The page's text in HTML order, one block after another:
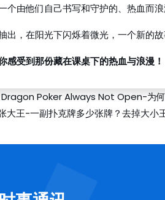
个由他们自己书写和守护的、热血而浪
出，在阳光下闪烁着微光，一个新的故
感受到那份藏在课桌下的热血与浪漫！
Poker Always Not Open-为何
大王-一副扑克牌多少张牌？去掉大小